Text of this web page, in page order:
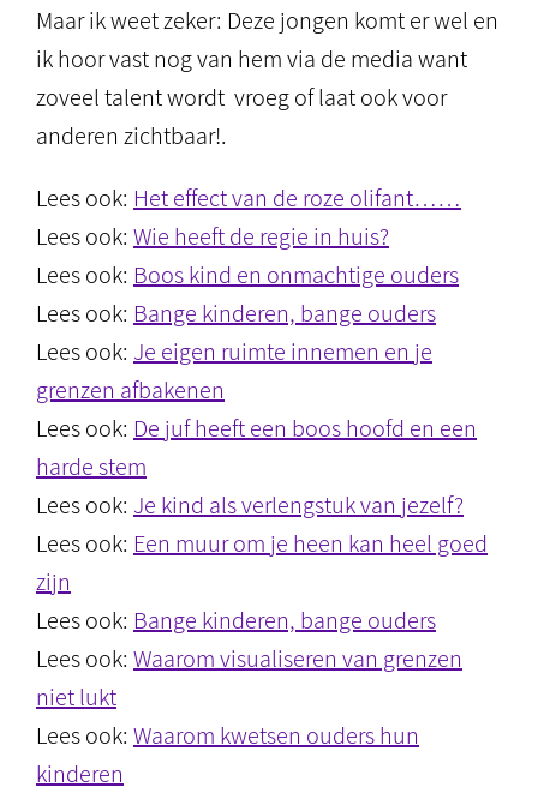
Maar ik weet zeker: Deze jongen komt er wel en
ik hoor vast nog van hem via de media want
zoveel talent wordt vroeg of laat ook voor
anderen zichtbaar!.
Lees ook: Het effect van de roze olifant……
Lees ook: Wie heeft de regie in huis?
Lees ook: Boos kind en onmachtige ouders
Lees ook: Bange kinderen, bange ouders
Lees ook: Je eigen ruimte innemen en je
grenzen afbakenen
Lees ook: De juf heeft een boos hoofd en een
harde stem
Lees ook: Je kind als verlengstuk van jezelf?
Lees ook: Een muur om je heen kan heel goed
zijn
Lees ook: Bange kinderen, bange ouders
Lees ook: Waarom visualiseren van grenzen
niet lukt
Lees ook: Waarom kwetsen ouders hun
kinderen